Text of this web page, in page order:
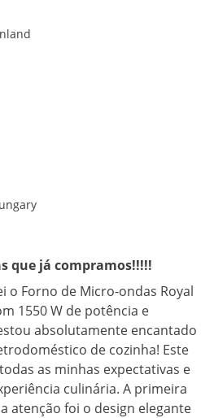
que já compramos!!!!!
o Forno de Micro-ondas Royal
1550 W de potência e
absolutamente encantado
de cozinha! Este
as minhas expectativas e
culinária. A primeira
atenção foi o design elegante